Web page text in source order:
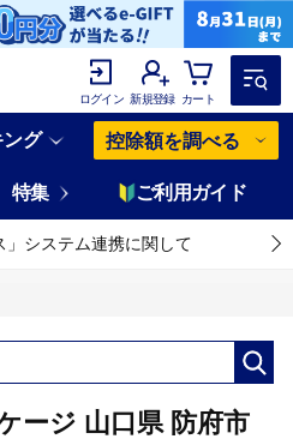
ログイン 新規登録 カート
ング 控除額を調べる
特集 ご利用ガイド
」システム連携に関して
ージ 山口県 防府市